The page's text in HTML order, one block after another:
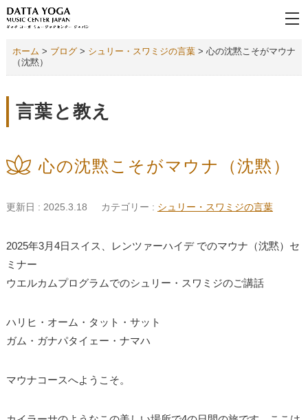
ホーム > ブログ> シュリー・スワミジの言葉> 心の沈黙こそがマウナ
（沈黙）
言葉と教え
心の沈黙こそがマウナ（沈黙）
更新日 : 2025.3.18 カテゴリー : シュリー・スワミジの言葉
2025年3月4日スイス、レンツァーハイデ でのマウナ（沈黙）セ
ミナー
ウエルカムプログラムでのシュリー・スワミジのご講話
ハリヒ・オーム・タット・サット
ガム・ガナパタイェー・ナマハ
マウナコースへようこそ。